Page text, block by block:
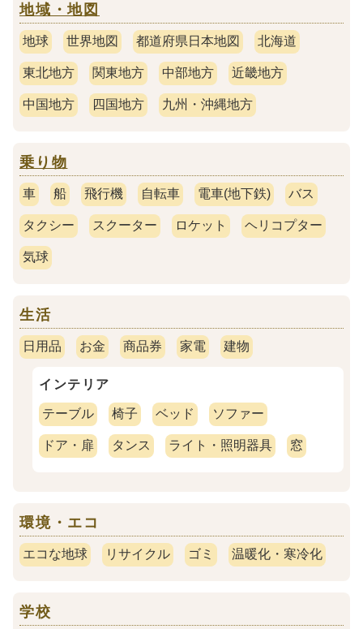
地域・地図
地球 世界地図 都道府県日本地図 北海道
東北地方 関東地方 中部地方 近畿地方
中国地方 四国地方 九州・沖縄地方
乗り物
車 船 飛行機 自転車 電車(地下鉄) バス
タクシー スクーター ロケット ヘリコプター
気球
生活
日用品 お金 商品券 家電 建物
インテリア
テーブル 椅子 ベッド ソファー
ドア・扉 タンス ライト・照明器具 窓
環境・エコ
エコな地球 リサイクル ゴミ 温暖化・寒冷化
学校